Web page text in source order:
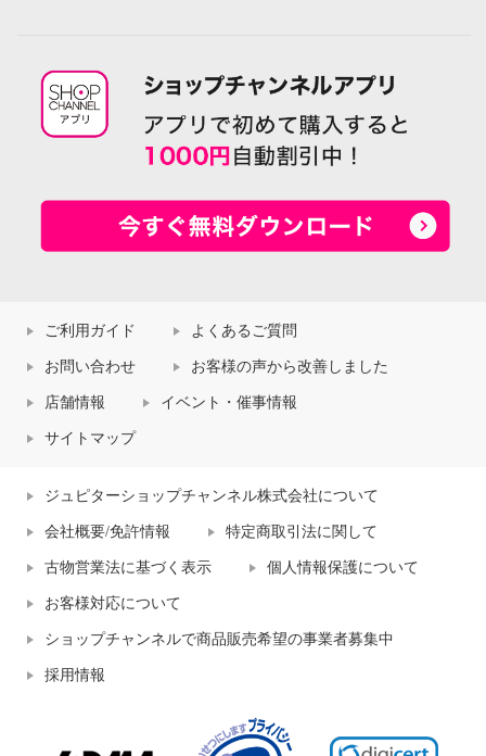
ご利用ガイド よくあるご質問
お問い合わせ お客様の声から改善しました
店舗情報 イベント・催事情報
サイトマップ
ジュピターショップチャンネル株式会社について
会社概要/免許情報 特定商取引法に関して
古物営業法に基づく表示 個人情報保護について
お客様対応について
ショップチャンネルで商品販売希望の事業者募集中
採用情報